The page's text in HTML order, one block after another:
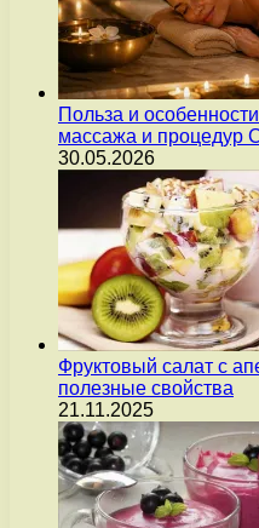
Польза и
массажа и процедур
30.05.2026
Фруктовый салат с
полезные свойства
21.11.2025